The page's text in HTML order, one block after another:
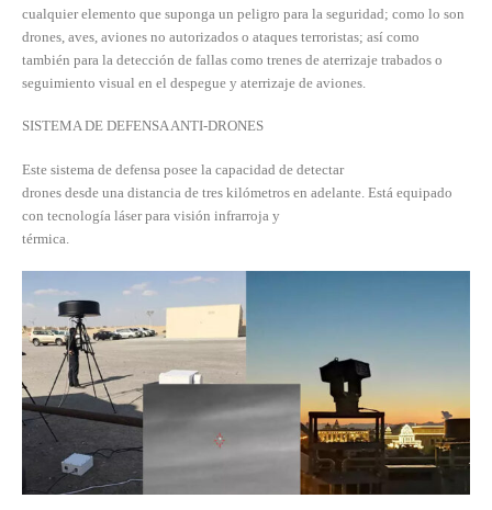
cualquier elemento que suponga un peligro para la seguridad; como lo son
drones, aves, aviones no autorizados o ataques terroristas; así como
también para la detección de fallas como trenes de aterrizaje trabados o
seguimiento visual en el despegue y aterrizaje de aviones.
SISTEMA DE DEFENSA ANTI-DRONES
Este sistema de defensa posee la capacidad de detectar
drones desde una distancia de tres kilómetros en adelante. Está equipado
con tecnología láser para visión infrarroja y
térmica.